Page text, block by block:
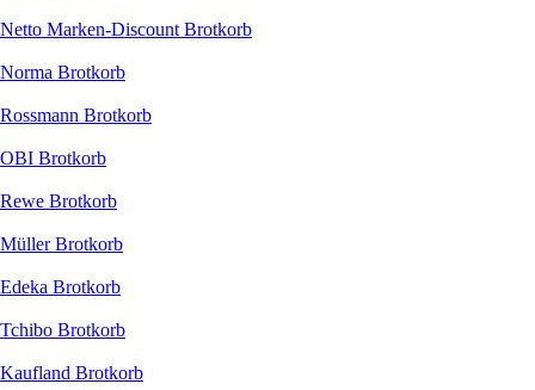
Netto Marken-Discount Brotkorb
Norma Brotkorb
Rossmann Brotkorb
OBI Brotkorb
Rewe Brotkorb
Müller Brotkorb
Edeka Brotkorb
Tchibo Brotkorb
Kaufland Brotkorb